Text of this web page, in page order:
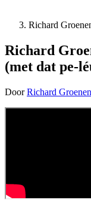
Richard
Richard
(met dat pe-
DoorRichard